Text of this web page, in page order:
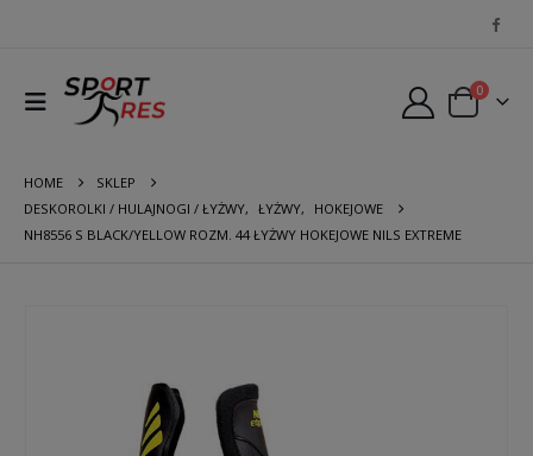
0
HOME
SKLEP
DESKOROLKI / HULAJNOGI / ŁYŻWY, ŁYŻWY,
HOKEJOWE
NH8556 S BLACK/YELLOW ROZM. 44 ŁYŻWY HOKEJOWE NILS EXTREME